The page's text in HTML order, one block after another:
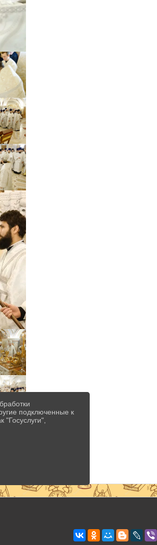
подключенные к
"Госуслуги",